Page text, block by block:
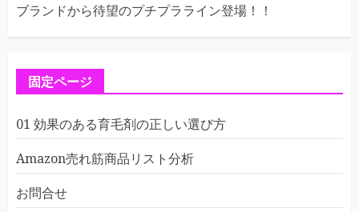
ブランドから待望のプチプラライン登場！！
固定ページ
01 効果のある育毛剤の正しい選び方
Amazon売れ筋商品リスト分析
お問合せ